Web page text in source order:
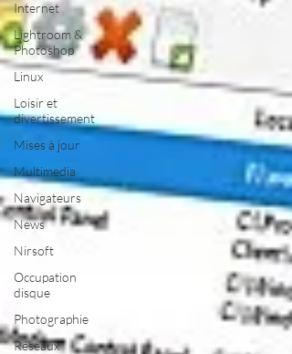
Internet
Lightroom &
Photoshop
Linux
Loisir et
divertissement
Mises à jour
Multimedia
Navigateurs
News
Nirsoft
Occupation
disque
Photographie
Réseaux